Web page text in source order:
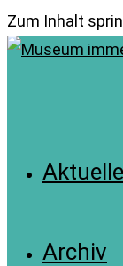
Zum Inhalt
Archiv